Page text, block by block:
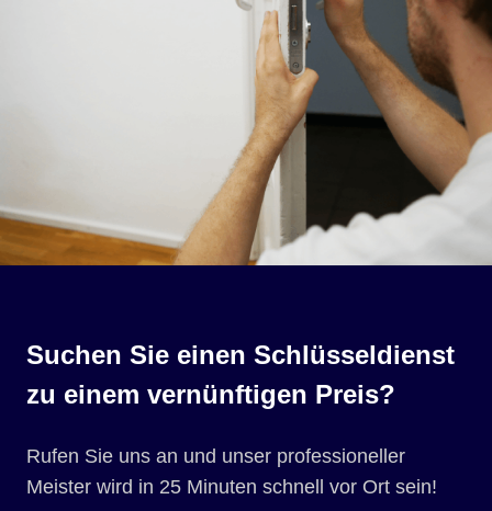
Suchen Sie einen Schlüsseldienst
zu einem vernünftigen Preis?
Rufen Sie uns an und unser professioneller
Meister wird in 25 Minuten schnell vor Ort sein!